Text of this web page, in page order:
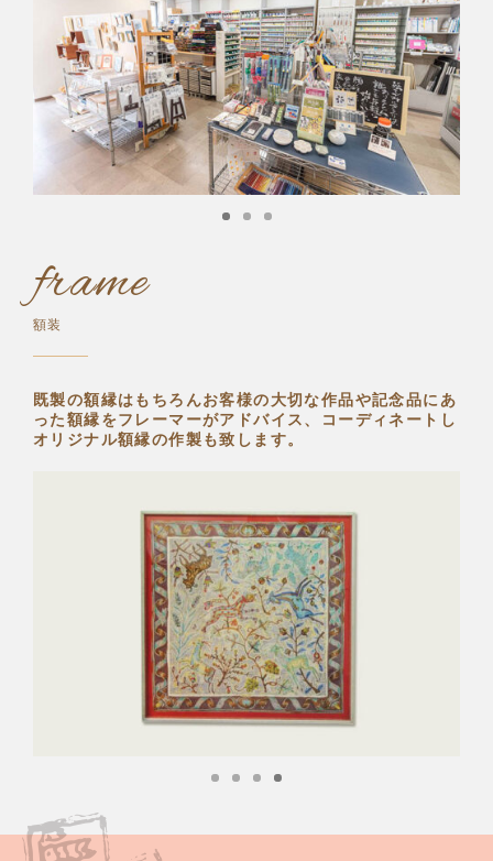
frame
額装
既製の額縁はもちろんお客様の大切な作品や記念品にあ
った額縁をフレーマーがアドバイス、コーディネートし
オリジナル額縁の作製も致します。